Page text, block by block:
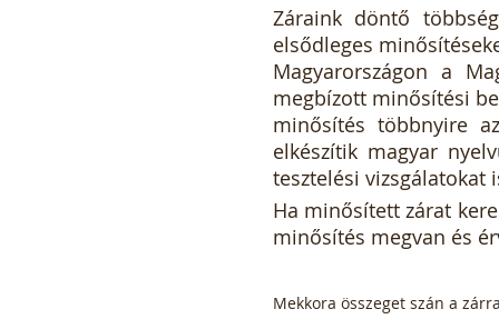
Záraink döntő
elsődleges
Magyarországon a
megbízott minősítési
minősítés többnyire
elkészítik magyar
tesztelési vizsgálatokat
Ha minősített zárat
minősítés megvan és
Mekkora összeget szán a